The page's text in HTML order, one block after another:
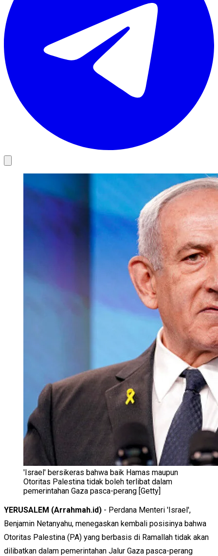
'Israel' bersikeras bahwa baik Hamas maupun
Otoritas Palestina tidak boleh terlibat dalam
pemerintahan Gaza pasca-perang [Getty]
YERUSALEM (Arrahmah.id) - Perdana Menteri 'Israel',
Benjamin Netanyahu, menegaskan kembali posisinya bahwa
Otoritas Palestina (PA) yang berbasis di Ramallah tidak akan
dilibatkan dalam pemerintahan Jalur Gaza pasca-perang